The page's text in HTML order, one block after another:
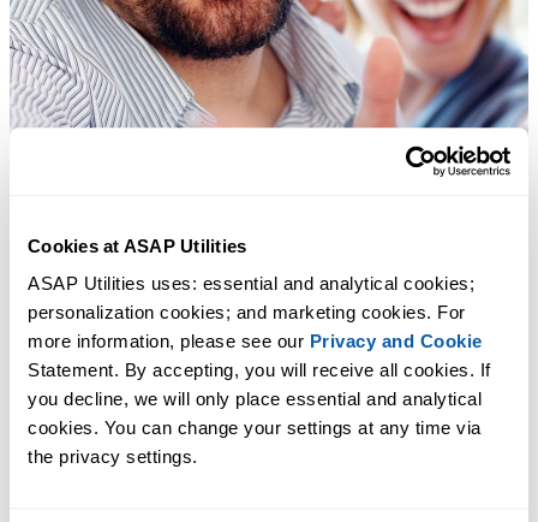
Cookies at ASAP Utilities
ASAP Utilities uses: essential and analytical cookies;
personalization cookies; and marketing cookies. For
more information, please see our Privacy and Cookie
Statement. By accepting, you will receive all cookies. If
you decline, we will only place essential and analytical
cookies. You can change your settings at any time via
the privacy settings.